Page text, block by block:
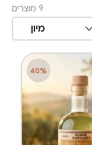
9 מוצרים
מיון
40%